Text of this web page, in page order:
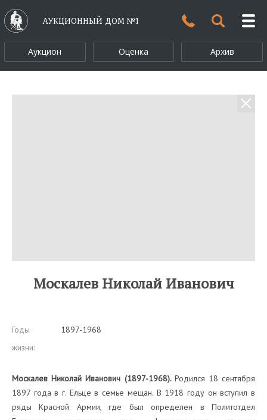
АУКЦИОННЫЙ ДОМ №1
Аукцион Оценка Архив
Москалев Николай Иванович
Годы
жизни:
1897-1968
Москалев Николай Иванович (1897-1968). Родился 18 сентября
1897 года в г. Ельце в семье мещан. В 1918 году он вступил в
ряды Красной Армии, где был определен в Политотдел